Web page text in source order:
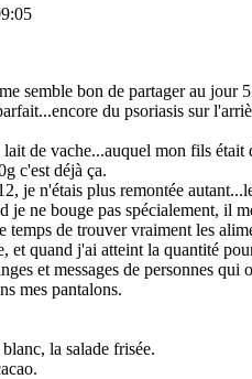
semble bon de partager au jour
du psoriasis sur
de vache...auquel mon fils
c'est déjà ça.
je n'étais plus remontée
je ne bouge pas spécialement, il
temps de trouver vraiment les
et quand j'ai atteint la quantité
et messages de personnes qui
mes pantalons.
la salade frisée.